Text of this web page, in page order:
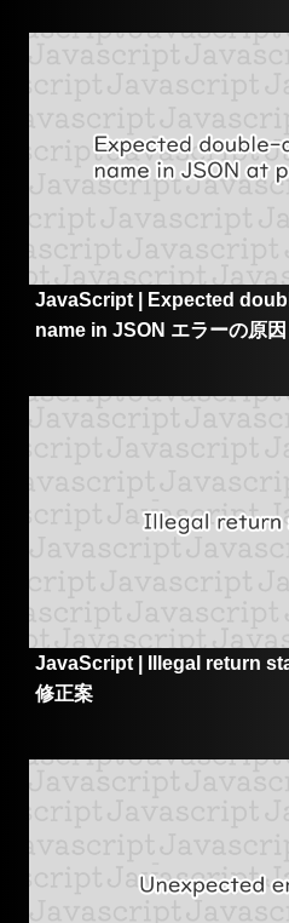
JavaScript | Expected
name in JSON エラーの原
JavaScript | Illegal return
修正案